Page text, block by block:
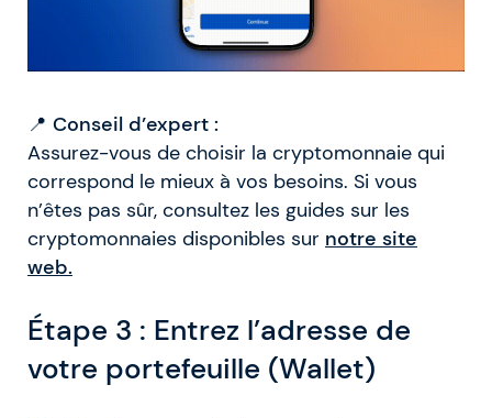
📍 Conseil d’expert :
Assurez-vous de choisir la cryptomonnaie qui
correspond le mieux à vos besoins. Si vous
n’êtes pas sûr, consultez les guides sur les
cryptomonnaies disponibles sur notre site
web.
Étape 3 : Entrez l’adresse de
votre portefeuille (Wallet)